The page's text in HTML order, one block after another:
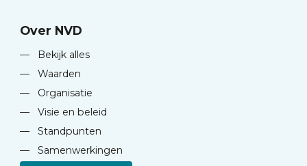
Over NVD
—
Bekijk alles
—
Waarden
—
Organisatie
—
Visie en beleid
—
Standpunten
—
Samenwerkingen